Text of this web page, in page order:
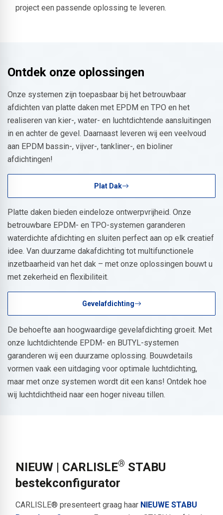
project een passende oplossing te leveren.
Ontdek onze oplossingen
Onze systemen zijn toepasbaar bij het betrouwbaar
afdichten van platte daken met EPDM en TPO en het
realiseren van kier-, water- en luchtdichtende aansluitingen
in en achter de gevel. Daarnaast leveren wij een veelvoud
aan EPDM bassin-, vijver-, tankliner-, en bioliner
afdichtingen!
Plat Dak
Platte daken bieden eindeloze ontwerpvrijheid. Onze
betrouwbare EPDM- en TPO-systemen garanderen
waterdichte afdichting en sluiten perfect aan op elk creatief
idee. Van duurzame dakafdichting tot multifunctionele
inzetbaarheid van het dak – met onze oplossingen bouwt u
met zekerheid en flexibiliteit.
Gevelafdichting
De behoefte aan hoogwaardige gevelafdichting groeit. Met
onze luchtdichtende EPDM- en BUTYL-systemen
garanderen wij een duurzame oplossing. Bouwdetails
vormen vaak een uitdaging voor optimale luchtdichting,
maar met onze systemen wordt dit een kans! Ontdek hoe
wij luchtdichtheid naar een hoger niveau tillen.
NIEUW | CARLISLE® STABU
bestekconfigurator
CARLISLE® presenteert graag haar NIEUWE STABU